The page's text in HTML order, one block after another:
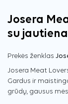
Josera
su
Prekės ženklas
Josera Meat
Gardus ir
grūdų, gausus